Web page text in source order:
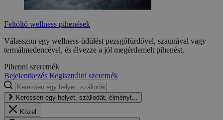
Feltöltő wellness pihenések
Válasszon egy wellness-üdülést pezsgőfürdővel, szaunával vagy
termálmedencével, és élvezze a jól megérdemelt pihenést.
Pihenni szeretnék
Bejelentkezés Regisztrálni szeretnék
Keressen egy helyet, szállodát, élményt...
Közel